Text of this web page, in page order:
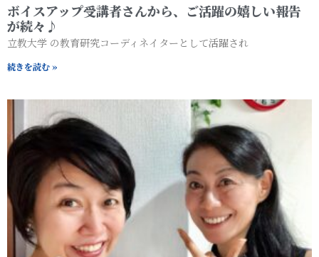
ボイスアップ受講者さんから、ご活躍の嬉しい報告
が続々♪
立教大学 の教育研究コーディネイターとして活躍され
続きを読む »